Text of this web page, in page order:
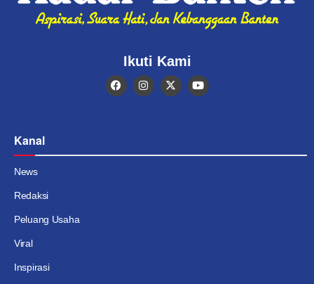
Ikuti Kami
Kanal
News
Redaksi
Peluang Usaha
Viral
Inspirasi